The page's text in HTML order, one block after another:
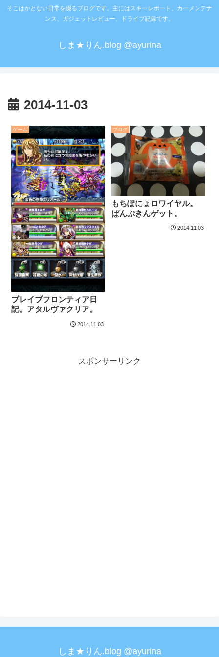
そこはかとない日常を綴るブログです。主にはスキーレポート、カーメンテナ
ンス、ガジェットレビュー、ドライブ記録です。
しま★りん.blog @ayurina
2014-11-03
ゲーム
ブレイブフロンティア日
記。アタルヴァクリア。
2014.11.03
ブログ
もちぽにょロワイヤル。
ぱんぷきんゲット。
2014.11.03
スポンサーリンク
しま★りん.blog @ayurina